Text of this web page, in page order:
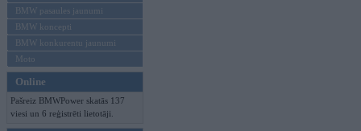
BMW pasaules jaunumi
BMW koncepti
BMW konkurentu jaunumi
Moto
Online
Pašreiz BMWPower skatās 137
viesi un 6 reģistrēti lietotāji.